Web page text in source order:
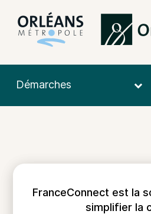
Démarches
FranceConnect est la
simplifier la